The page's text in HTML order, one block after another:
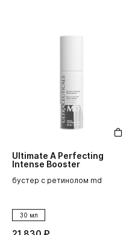
Ultimate A Perfecting
Intense Booster
бустер с ретинолом md
30 мл